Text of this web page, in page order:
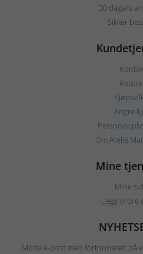
30 dagars
Sikker
Angre
Om Ateljé
Mine
Mine
Legg ordre
Motta e-post med fortrinnsrett på